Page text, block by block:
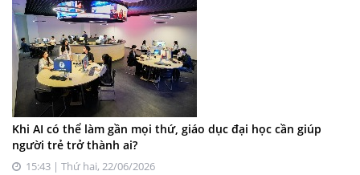
Khi AI có thể làm gần mọi thứ, giáo dục đại học cần giúp
người trẻ trở thành ai?
15:43 | Thứ hai, 22/06/2026